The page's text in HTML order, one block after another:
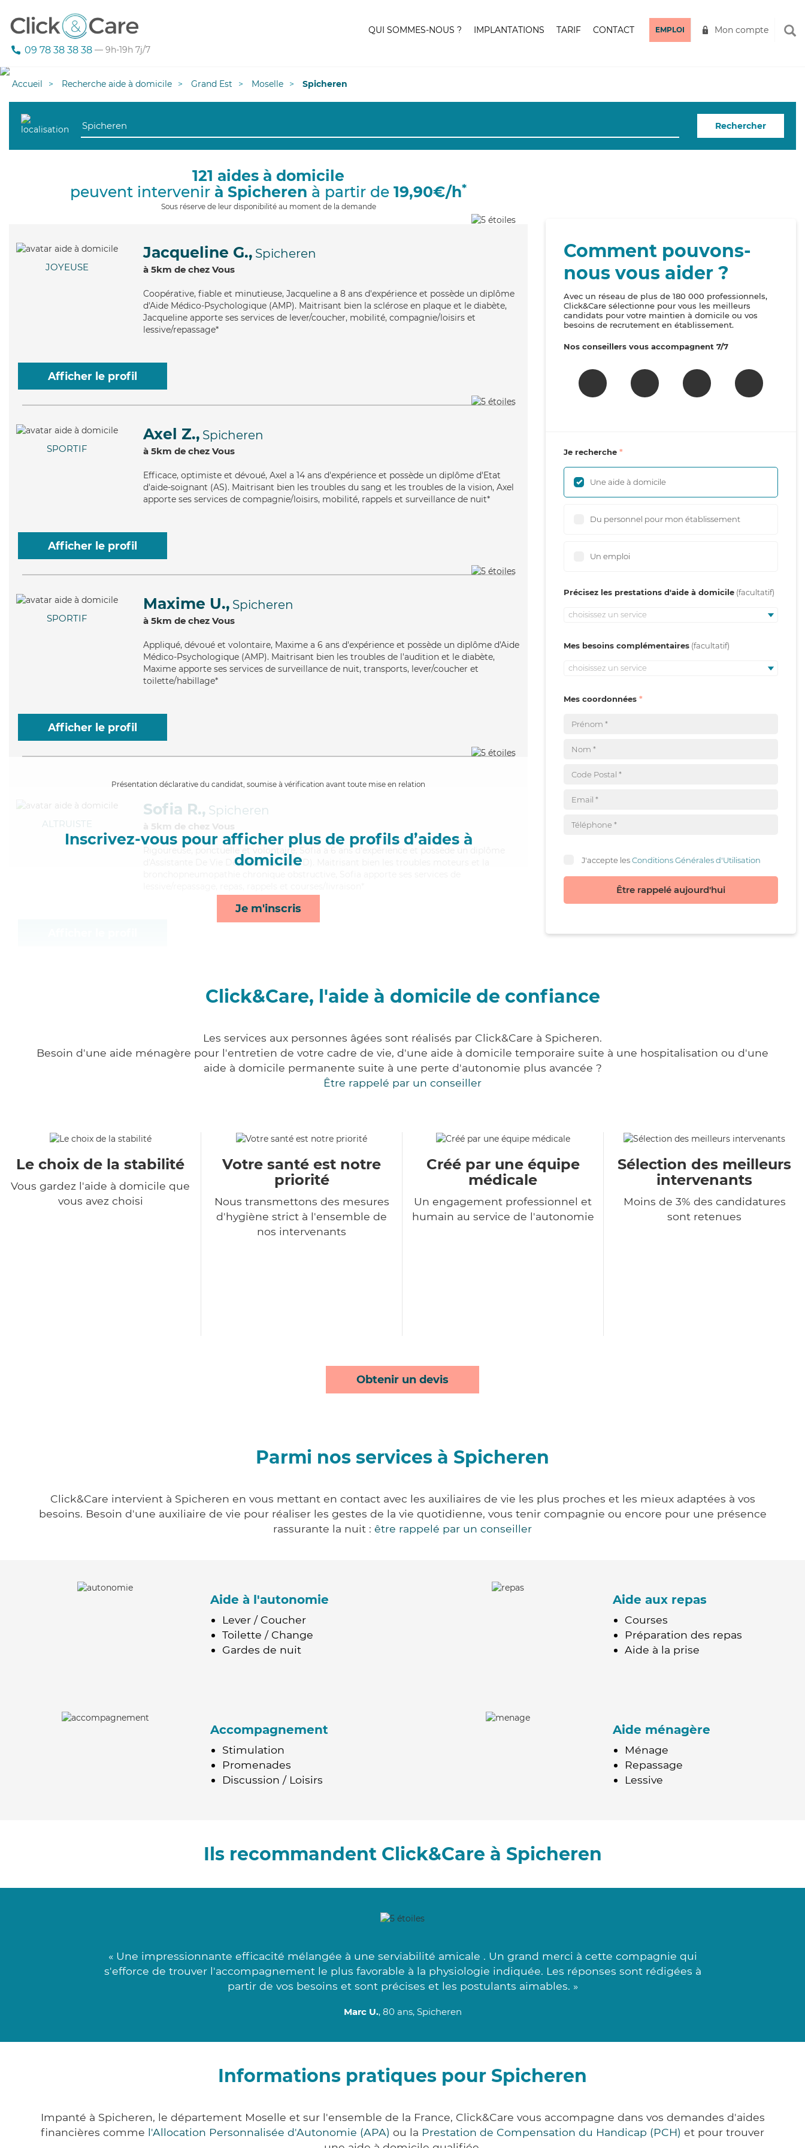
09 78 38 38 38 — 9h-19h 7j/7
QUI SOMMES-NOUS ? IMPLANTATIONS TARIF CONTACT EMPLOI Mon compte
Accueil Recherche aide à domicile Grand Est Moselle Spicheren
Rechercher
121 aides à domicile
peuvent intervenir à Spicheren à partir de 19,90€/h*
Sous réserve de leur disponibilité au moment de la demande
JOYEUSE
Jacqueline G., Spicheren
à 5km de chez Vous
Coopérative, fiable et minutieuse, Jacqueline a 8 ans d'expérience et possède un diplôme
d'Aide Médico-Psychologique (AMP). Maitrisant bien la sclérose en plaque et le diabète,
Jacqueline apporte ses services de lever/coucher, mobilité, compagnie/loisirs et
lessive/repassage*
Afficher le profil
SPORTIF
Axel Z., Spicheren
à 5km de chez Vous
Efficace, optimiste et dévoué, Axel a 14 ans d'expérience et possède un diplôme d'Etat
d'aide-soignant (AS). Maitrisant bien les troubles du sang et les troubles de la vision, Axel
apporte ses services de compagnie/loisirs, mobilité, rappels et surveillance de nuit*
Afficher le profil
SPORTIF
Maxime U., Spicheren
à 5km de chez Vous
Appliqué, dévoué et volontaire, Maxime a 6 ans d'expérience et possède un diplôme d'Aide
Médico-Psychologique (AMP). Maitrisant bien les troubles de l'audition et le diabète,
Maxime apporte ses services de surveillance de nuit, transports, lever/coucher et
toilette/habillage*
Afficher le profil
Présentation déclarative du candidat, soumise à vérification avant toute mise en relation
Inscrivez-vous pour afficher plus de profils d’aides à
domicile
Je m'inscris
ALTRUISTE
Sofia R., Spicheren
à 5km de chez Vous
Rigoureuse
, ponctuelle et volontaire, Sofia a 6 ans d'expérience et possède un diplôme
d'Assistante De Vie Dépendance (ADVD). Maitrisant bien les troubles moteurs et la
Comment pouvons-
nous vous aider ?
Avec un réseau de plus de 180 000 professionnels,
Click&Care sélectionne pour vous les meilleurs
candidats pour votre maintien à domicile ou vos
besoins de recrutement en établissement.
Nos conseillers vous accompagnent 7/7
Je recherche
Une aide à domicile
Du personnel pour mon établissement
Un emploi
Précisez les prestations d'aide à domicile
choisissez un service
Mes besoins complémentaires
choisissez un service
Mes coordonnées
J'accepte lesConditions Générales d'Utilisation
Être rappelé aujourd'hui
Click&Care, l'aide à domicile de confiance
Les services aux personnes âgées sont réalisés par Click&Care à Spicheren.
Besoin d'une aide ménagère pour l'entretien de votre cadre de vie, d'une aide à domicile temporaire suite à une hospitalisation ou d'une
aide à domicile permanente suite à une perte d'autonomie plus avancée ?
Être rappelé par un conseiller
Le choix de la stabilité
Vous gardez l'aide à domicile que
vous avez choisi
Votre santé est notre
priorité
Nous transmettons des mesures
d'hygiène strict à l'ensemble de
nos intervenants
Créé par une équipe
médicale
Un engagement professionnel et
humain au service de l'autonomie
Sélection des meilleurs
intervenants
Moins de 3% des candidatures
sont retenues
Obtenir un devis
Parmi nos services à Spicheren
Click&Care intervient à Spicheren en vous mettant en contact avec les auxiliaires de vie les plus proches et les mieux adaptées à vos
besoins. Besoin d'une auxiliaire de vie pour réaliser les gestes de la vie quotidienne, vous tenir compagnie ou encore pour une présence
rassurante la nuit : être rappelé par un conseiller
Aide à l'autonomie
Lever / Coucher
Toilette / Change
Gardes de nuit
Aide aux repas
Courses
Préparation des repas
Aide à la prise
Accompagnement
Stimulation
Promenades
Discussion / Loisirs
Aide ménagère
Ménage
Repassage
Lessive
Ils recommandent Click&Care à Spicheren
« Une impressionnante efficacité mélangée à une serviabilité amicale . Un grand merci à cette compagnie qui
s'efforce de trouver l'accompagnement le plus favorable à la physiologie indiquée. Les réponses sont rédigées à
partir de vos besoins et sont précises et les postulants aimables. »
Marc U., 80 ans, Spicheren
Informations pratiques pour Spicheren
Impanté à Spicheren, le département Moselle et sur l'ensemble de la France, Click&Care vous accompagne dans vos demandes d'aides
financières comme l'Allocation Personnalisée d'Autonomie (APA) ou la Prestation de Compensation du Handicap (PCH) et pour trouver